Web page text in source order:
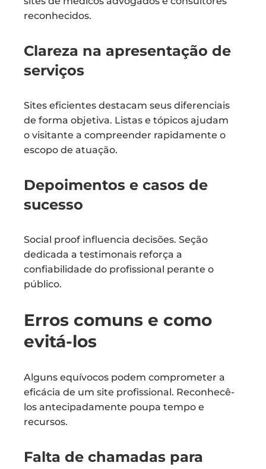
reconhecidos.
Clareza na apresentação de
serviços
Sites eficientes destacam seus diferenciais
de forma objetiva. Listas e tópicos ajudam
o visitante a compreender rapidamente o
escopo de atuação.
Depoimentos e casos de
sucesso
Social proof influencia decisões. Seção
dedicada a testimonais reforça a
confiabilidade do profissional perante o
público.
Erros comuns e como
evitá-los
Alguns equívocos podem comprometer a
eficácia de um site profissional. Reconhecê-
los antecipadamente poupa tempo e
recursos.
Falta de chamadas para